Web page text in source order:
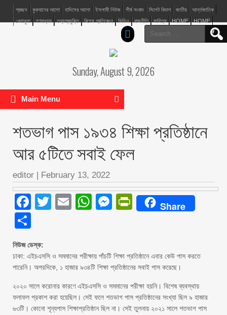
প্রচ্ছদ কুরআনের আলো হাদিসের আলো ইসলামী নিউজ শীর্ষ সংবাদ সিলেট বিভাগ জাতীয়
আর্ন্তজাতিক
খেলাধুলা
গণমাধ্যম তথ্যপ্রযুক্তি বিশেষ প্রতিবেদন ভিডিও রাজনীতি সাহিত্য HOME HOME
Search
for:
Sunday, August 9, 2026
Main Menu
শতভাগ পাস ১৯৩৪ শিক্ষা প্রতিষ্ঠানে
আর ৫টিতে সবাই ফেল
editor | February 13, 2022
Facebook
Twitter
EmailWhatsApp
Messenger
PrintFriendly
Share
নিউজ ডেস্ক:
ঢাকা: এইচএসসি ও সমমানের পরীক্ষায় পাঁচটি শিক্ষা প্রতিষ্ঠানে এবার কেউ পাস করতে
পারেনি। অপরদিকে, ১ হাজার ৯৩৪টি শিক্ষা প্রতিষ্ঠানের সবাই পাস করেছে।
২০২০ সালে করোনার কারণে এইচএসসি ও সমমানের পরীক্ষা হয়নি। বিশেষ ব্যবস্থায়
ফলাফল প্রকাশ করা হয়েছিল। সেই ফলে শতভাগ পাস প্রতিষ্ঠানের সংখ্যা ছিল ৯ হাজার
৬৩টি। কোনো শূন্যপাস শিক্ষাপ্রতিষ্ঠান ছিল না। সেই তুলনায় ২০২১ সালে শতভাগ পাস